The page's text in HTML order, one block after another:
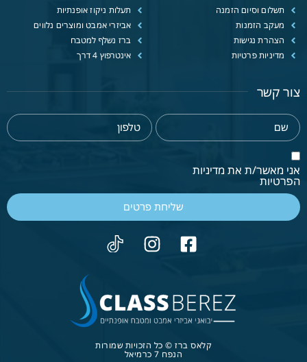
תשלום וסיום הזמנה
מעקב הזמנות
הצהרת נגישות
מדיניות פרטיות
תעלות ניקוז אופנתיות
אביזרי אמבט ומוצרים נלווים
ברז נשלף למטבח
אינטרפוץ 4 דרך
צור קשר
אני מאשר/ת את מדיניות
הפרטיות
שליחת פרטים
קלאס ברז © כל הזכויות שמורות
הנפח 7 כרמיאל